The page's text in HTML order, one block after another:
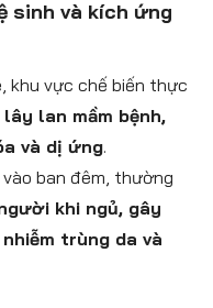
sinh và kích ứng
khu vực chế biến thực
lan mầm bệnh,
và dị ứng.
ban đêm, thường
khi ngủ, gây
trùng da và